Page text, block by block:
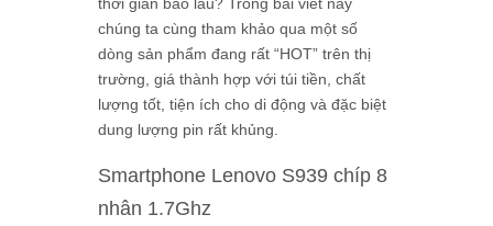
chúng ta cùng tham khảo qua một số
dòng sản phẩm đang rất “HOT” trên thị
trường, giá thành hợp với túi tiền, chất
lượng tốt, tiện ích cho di động và đặc biệt
dung lượng pin rất khủng.
Smartphone Lenovo S939 chíp 8
nhân 1.7Ghz